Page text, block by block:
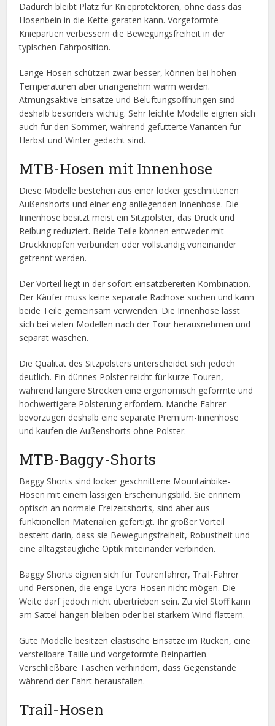
Dadurch bleibt Platz für Knieprotektoren, ohne dass das
Hosenbein in die Kette geraten kann. Vorgeformte
Kniepartien verbessern die Bewegungsfreiheit in der
typischen Fahrposition.
Lange Hosen schützen zwar besser, können bei hohen
Temperaturen aber unangenehm warm werden.
Atmungsaktive Einsätze und Belüftungsöffnungen sind
deshalb besonders wichtig. Sehr leichte Modelle eignen sich
auch für den Sommer, während gefütterte Varianten für
Herbst und Winter gedacht sind.
MTB-Hosen mit Innenhose
Diese Modelle bestehen aus einer locker geschnittenen
Außenshorts und einer eng anliegenden Innenhose. Die
Innenhose besitzt meist ein Sitzpolster, das Druck und
Reibung reduziert. Beide Teile können entweder mit
Druckknöpfen verbunden oder vollständig voneinander
getrennt werden.
Der Vorteil liegt in der sofort einsatzbereiten Kombination.
Der Käufer muss keine separate Radhose suchen und kann
beide Teile gemeinsam verwenden. Die Innenhose lässt
sich bei vielen Modellen nach der Tour herausnehmen und
separat waschen.
Die Qualität des Sitzpolsters unterscheidet sich jedoch
deutlich. Ein dünnes Polster reicht für kurze Touren,
während längere Strecken eine ergonomisch geformte und
hochwertigere Polsterung erfordern. Manche Fahrer
bevorzugen deshalb eine separate Premium-Innenhose
und kaufen die Außenshorts ohne Polster.
MTB-Baggy-Shorts
Baggy Shorts sind locker geschnittene Mountainbike-
Hosen mit einem lässigen Erscheinungsbild. Sie erinnern
optisch an normale Freizeitshorts, sind aber aus
funktionellen Materialien gefertigt. Ihr großer Vorteil
besteht darin, dass sie Bewegungsfreiheit, Robustheit und
eine alltagstaugliche Optik miteinander verbinden.
Baggy Shorts eignen sich für Tourenfahrer, Trail-Fahrer
und Personen, die enge Lycra-Hosen nicht mögen. Die
Weite darf jedoch nicht übertrieben sein. Zu viel Stoff kann
am Sattel hängen bleiben oder bei starkem Wind flattern.
Gute Modelle besitzen elastische Einsätze im Rücken, eine
verstellbare Taille und vorgeformte Beinpartien.
Verschließbare Taschen verhindern, dass Gegenstände
während der Fahrt herausfallen.
Trail-Hosen